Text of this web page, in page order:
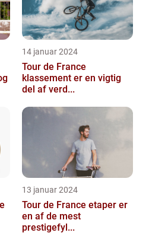
14 januar 2024
Tour de France
klassement er en vigtig
del af verd...
13 januar 2024
Tour de France etaper er
en af de mest
prestigefyl...